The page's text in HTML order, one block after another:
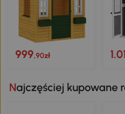
999,90zł
Najczęściej kupowane